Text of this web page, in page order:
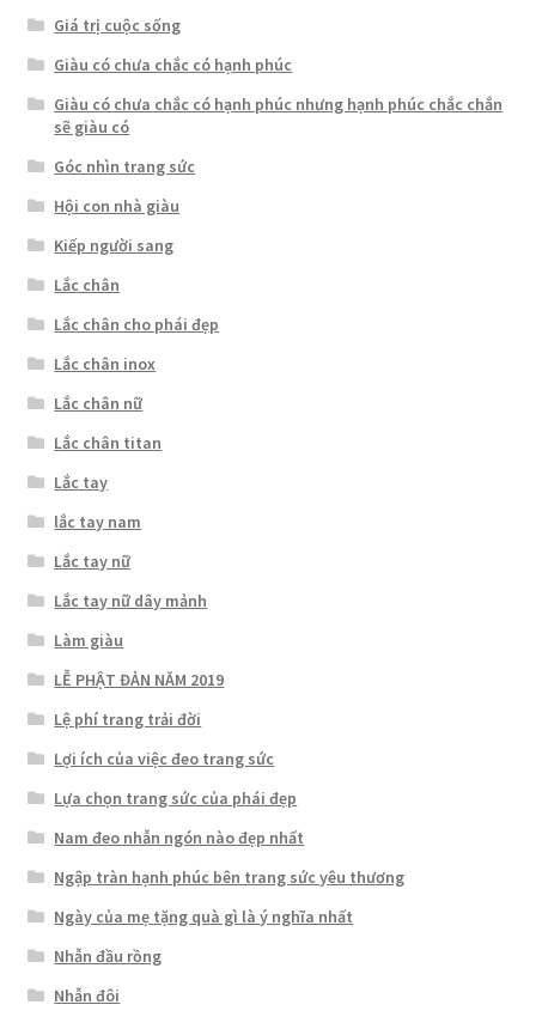
Giá trị cuộc sống
Giàu có chưa chắc có hạnh phúc
Giàu có chưa chắc có hạnh phúc nhưng hạnh phúc chắc chắn
sẽ giàu có
Góc nhìn trang sức
Hội con nhà giàu
Kiếp người sang
Lắc chân
Lắc chân cho phái đẹp
Lắc chân inox
Lắc chân nữ
Lắc chân titan
Lắc tay
lắc tay nam
Lắc tay nữ
Lắc tay nữ dây mảnh
Làm giàu
LỄ PHẬT ĐẢN NĂM 2019
Lệ phí trang trải đời
Lợi ích của việc đeo trang sức
Lựa chọn trang sức của phái đẹp
Nam đeo nhẫn ngón nào đẹp nhất
Ngập tràn hạnh phúc bên trang sức yêu thương
Ngày của mẹ tặng quà gì là ý nghĩa nhất
Nhẫn đầu rồng
Nhẫn đôi